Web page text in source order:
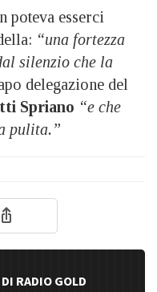
poteva esserci
“una fortezza
silenzio che la
delegazione del
Spriano “e che
pulita.”
RADIO GOLD